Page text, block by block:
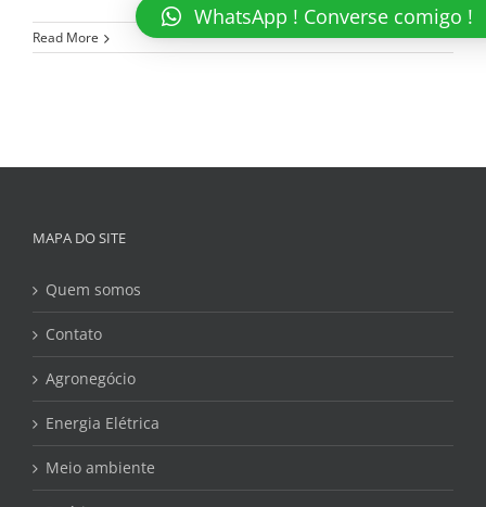
Read More
MAPA DO SITE
Quem somos
Contato
Agronegócio
Energia Elétrica
Meio ambiente
WhatsApp ! Converse comigo !